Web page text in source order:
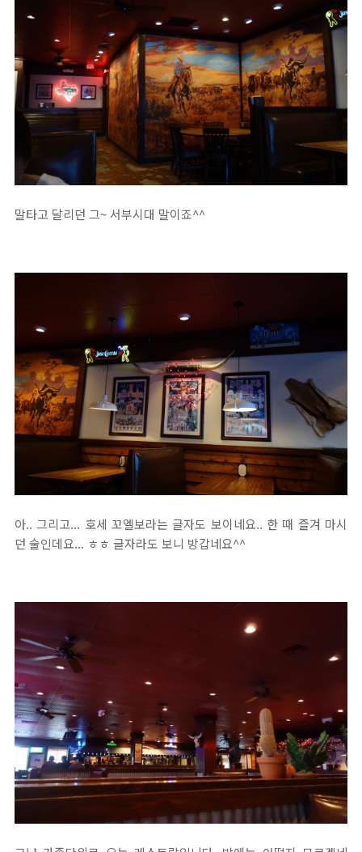
말타고 달리던 그~ 서부시대 말이죠^^
아.. 그리고... 호세 꼬엘보라는 글자도 보이네요.. 한 때 즐겨 마시
던 술인데요... ㅎㅎ 글자라도 보니 방갑네요^^